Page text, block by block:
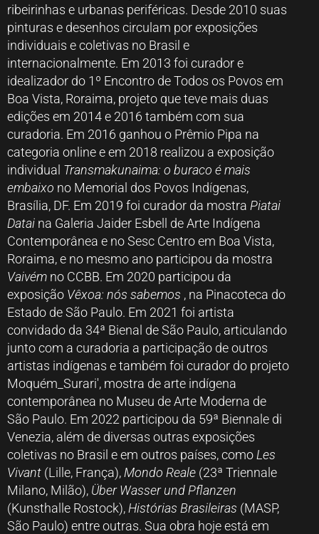
ribeirinhas e urbanas periféricas. Desde 2010 suas
pinturas e desenhos circulam por exposições
individuais e coletivas no Brasil e
internacionalmente. Em 2013 foi curador e
idealizador do 1º Encontro de Todos os Povos em
Boa Vista, Roraima, projeto que teve mais duas
edições em 2014 e 2016 também com sua
curadoria. Em 2016 ganhou o Prêmio Pipa na
categoria online e em 2018 realizou a exposição
individual Transmakunaima: o buraco é mais
embaixo no Memorial dos Povos Indígenas,
Brasília, DF. Em 2019 foi curador da mostra Piatai
Datai na Galeria Jaider Esbell de Arte Indígena
Contemporânea e no Sesc Centro em Boa Vista,
Roraima, e no mesmo ano participou da mostra
Vaivém no CCBB. Em 2020 participou da
exposição Vêxoa: nós sabemos , na Pinacoteca do
Estado de São Paulo. Em 2021 foi artista
convidado da 34ª Bienal de São Paulo, articulando
junto com a curadoria a participação de outros
artistas indígenas e também foi curador do projeto
Moquém_Surari', mostra de arte indígena
contemporânea no Museu de Arte Moderna de
São Paulo. Em 2022 participou da 59ª Biennale di
Venezia, além de diversas outras exposições
coletivas no Brasil e em outros países, como Les
Vivant (Lille, França), Mondo Reale (23ª Triennale
Milano, Milão), Über Wasser und Pflanzen
(Kunsthalle Rostock), Histórias Brasileiras (MASP,
São Paulo) entre outras. Sua obra hoje está em